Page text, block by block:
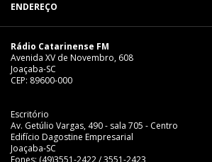
ENDEREÇO
Rádio Catarinense FM
Avenida XV de Novembro, 608
Joaçaba-SC
CEP: 89600-000
Escritório
Av. Getúlio Vargas, 490 - sala 705 - Centro
Edifício Dagostine Empresarial
Joaçaba-SC